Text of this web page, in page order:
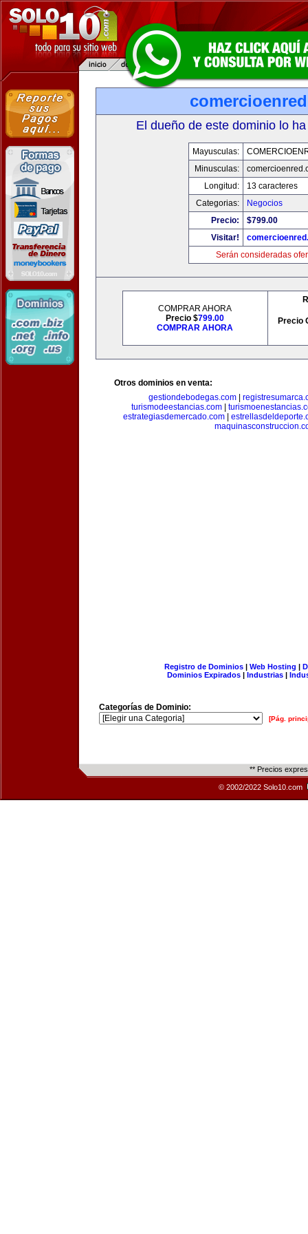
El dueño de este dominio lo
Mayusculas:
Minusculas:
Longitud:
13 caracteres
Categorias:
Negocios
Precio:
$799.00
Visitar!
Serán consideradas
COMPRAR AHORA
Precio $799.00
COMPRAR AHORA
Precio
Otros dominios en venta:
gestiondebodegas.com|
turismodeestancias.com
estrategiasdemercado.com|
Registro de Dominios| Web Hosting |
Dominios Expirados | Industrias |
Categorías de Dominio:
[Pág.
** Precios
© 2002/2022 Solo10.com